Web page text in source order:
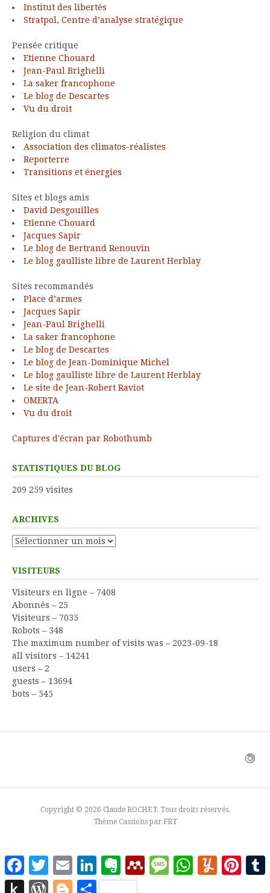
Institut des libertés
Stratpol, Centre d’analyse stratégique
Pensée critique
Etienne Chouard
Jean-Paul Brighelli
La saker francophone
Le blog de Descartes
Vu du droit
Religion du climat
Association des climatos-réalistes
Reporterre
Transitions et énergies
Sites et blogs amis
David Desgouilles
Etienne Chouard
Jacques Sapir
Le blog de Bertrand Renouvin
Le blog gaulliste libre de Laurent Herblay
Sites recommandés
Place d’armes
Jacques Sapir
Jean-Paul Brighelli
La saker francophone
Le blog de Descartes
Le blog de Jean-Dominique Michel
Le blog gaulliste libre de Laurent Herblay
Le site de Jean-Robert Raviot
OMERTA
Vu du droit
Captures d'écran par Robothumb
STATISTIQUES DU BLOG
209 259 visites
ARCHIVES
Archives
VISITEURS
Visiteurs en ligne – 7408
Abonnés – 25
Visiteurs – 7035
Robots – 348
The maximum number of visits was – 2023-09-18
all visitors – 14241
users – 2
guests – 13694
bots – 545
Copyright © 2026 Claude ROCHET. Tous droits réservés.
Thème Cassions par FRT
FacebookTwitterEmail LinkedInEvernoteMendeleyMessageWhatsAppYummly
Push
WordPress
BloggerPartager